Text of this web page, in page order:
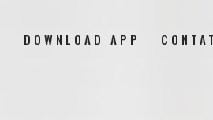
DOWNLOAD APP